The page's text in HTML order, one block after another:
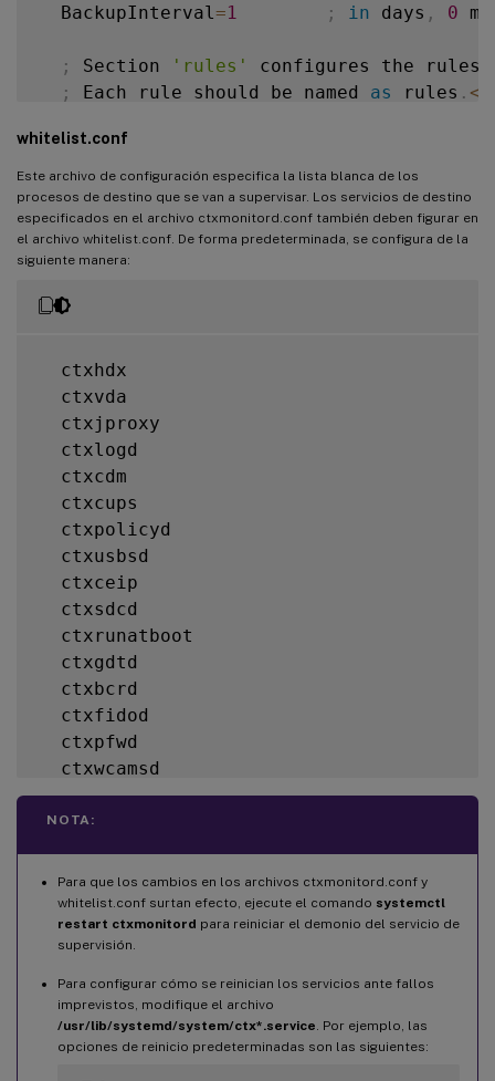
  BackupInterval
=1 ; in days , 0
; Section 'rules'
configures the rules
;
Each rule should be named as rules . <
;
'MonitorType'
[rules]
[rules.ctxhdx]
  ProcessName
= ctxhdx
  MonitorType
HealthCheck
[
  ProcessName
  MonitorType
rules
  ProcessName
  MonitorType
  ProcessName
whitelist.conf
Este archivo de configuración especifica la lista blanca de los
procesos de destino que se van a supervisar. Los servicios de destino
especificados en el archivo ctxmonitord.conf también deben figurar en
el archivo whitelist.conf. De forma predeterminada, se configura de la
siguiente manera:
  ctxhdx
  ctxvda
  ctxjproxy
  ctxlogd
  ctxcdm
  ctxcups
  ctxpolicyd
  ctxusbsd
  ctxceip
  ctxsdcd
  ctxrunatboot
  ctxgdtd
  ctxbcrd
  ctxfidod
  ctxpfwd
  ctxwcamsd
  ctxcertmgr
  ctxscardsd  # Except
  Xorg
NOTA:
Para que los cambios en los archivos ctxmonitord.conf y
whitelist.conf surtan efecto, ejecute el comando systemctl
restart ctxmonitord para reiniciar el demonio del servicio de
supervisión.
Para configurar cómo se reinician los servicios ante fallos
imprevistos, modifique el archivo
/usr/lib/systemd/system/ctx*.service . Por ejemplo, las
opciones de reinicio predeterminadas son las siguientes: